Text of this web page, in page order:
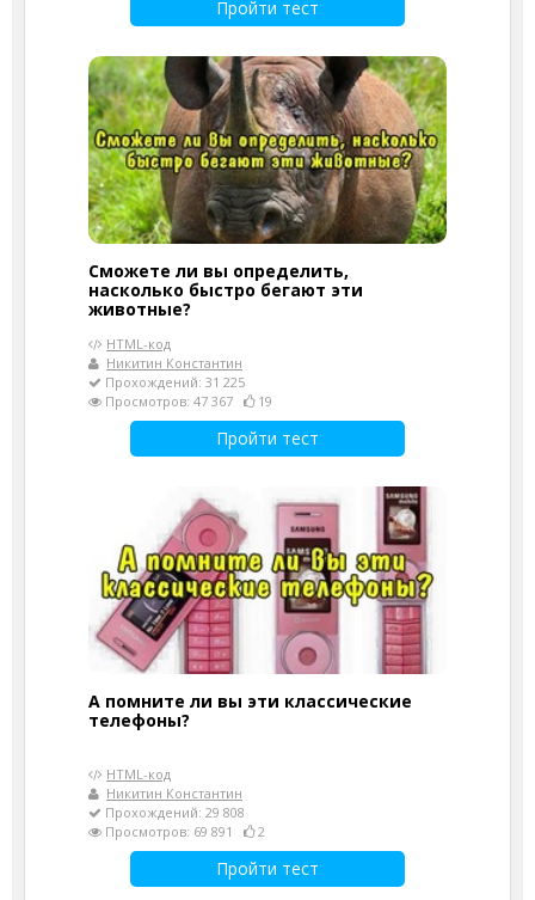
Пройти тест
Сможете ли вы определить,
насколько быстро бегают эти
животные?
HTML-код
Никитин Константин
Прохождений: 31 225
Просмотров: 47 367
19
Пройти тест
А помните ли вы эти классические
телефоны?
HTML-код
Никитин Константин
Прохождений: 29 808
Просмотров: 69 891
2
Пройти тест